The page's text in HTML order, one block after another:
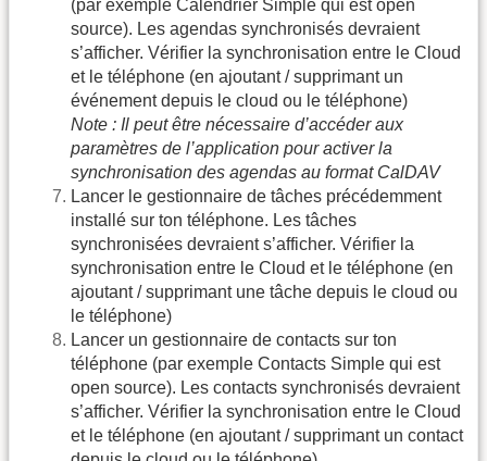
(par exemple Calendrier Simple qui est open
source). Les agendas synchronisés devraient
s’afficher. Vérifier la synchronisation entre le Cloud
et le téléphone (en ajoutant / supprimant un
événement depuis le cloud ou le téléphone)
Note : Il peut être nécessaire d’accéder aux
paramètres de l’application pour activer la
synchronisation des agendas au format CalDAV
Lancer le gestionnaire de tâches précédemment
installé sur ton téléphone. Les tâches
synchronisées devraient s’afficher. Vérifier la
synchronisation entre le Cloud et le téléphone (en
ajoutant / supprimant une tâche depuis le cloud ou
le téléphone)
Lancer un gestionnaire de contacts sur ton
téléphone (par exemple Contacts Simple qui est
open source). Les contacts synchronisés devraient
s’afficher. Vérifier la synchronisation entre le Cloud
et le téléphone (en ajoutant / supprimant un contact